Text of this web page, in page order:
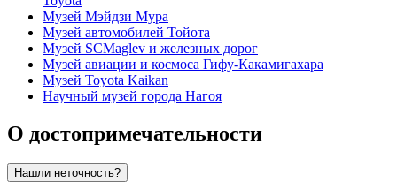
Музей Мэйдзи Мура
Музей автомобилей Тойота
Музей SCMaglev и железных дорог
Музей авиации и космоса Гифу-Какамигахара
Музей Toyota Kaikan
Научный музей города Нагоя
О достопримечательности
Нашли неточность?